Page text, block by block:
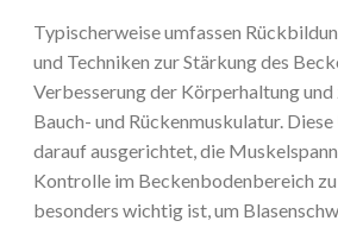
Typischerweise umfassen
und Techniken zur Stärkung des
Verbesserung der Körperhaltung
Bauch- und Rückenmuskulatur.
darauf ausgerichtet, die
Kontrolle im Beckenbodenbereich zu
besonders wichtig ist, um